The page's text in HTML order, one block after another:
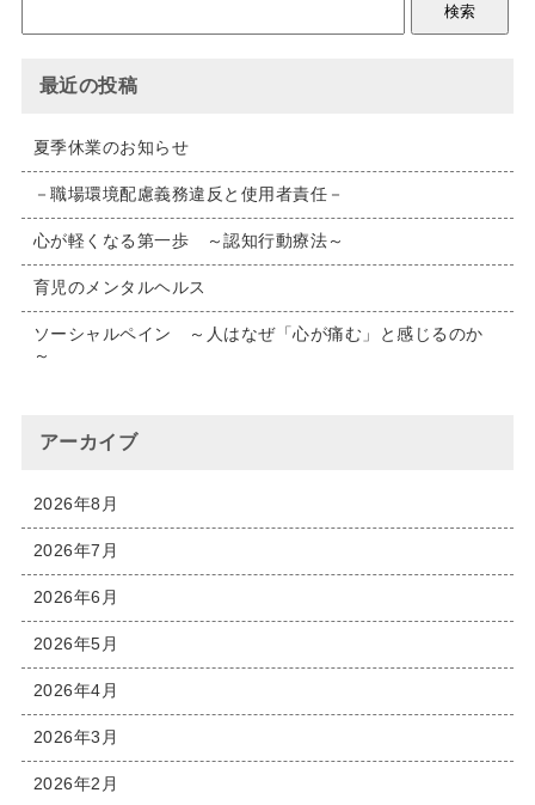
最近の投稿
夏季休業のお知らせ
－職場環境配慮義務違反と使用者責任－
心が軽くなる第一歩 ～認知行動療法～
育児のメンタルヘルス
ソーシャルペイン ～人はなぜ「心が痛む」と感じるのか
～
アーカイブ
2026年8月
2026年7月
2026年6月
2026年5月
2026年4月
2026年3月
2026年2月